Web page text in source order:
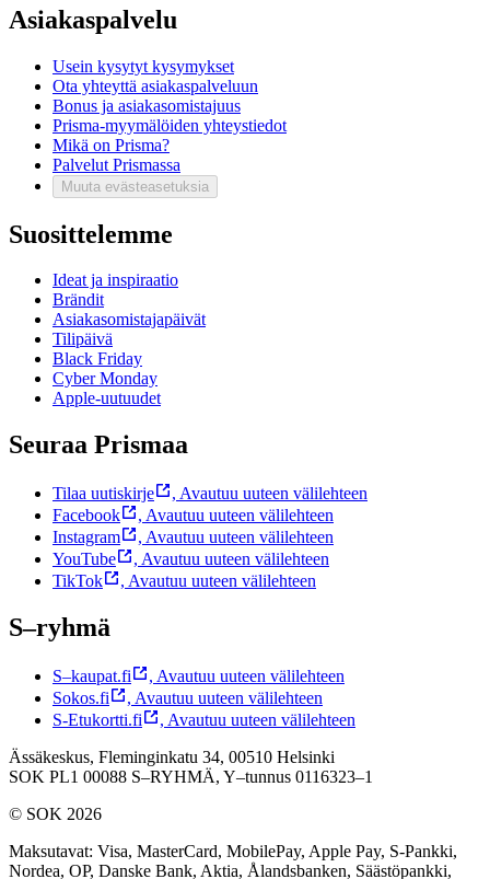
Asiakaspalvelu
Usein kysytyt kysymykset
Ota yhteyttä asiakaspalveluun
Bonus ja asiakasomistajuus
Prisma-myymälöiden yhteystiedot
Mikä on Prisma?
Palvelut Prismassa
Muuta evästeasetuksia
Suosittelemme
Ideat ja inspiraatio
Brändit
Asiakasomistajapäivät
Tilipäivä
Black Friday
Cyber Monday
Apple-uutuudet
Seuraa Prismaa
Tilaa uutiskirje , Avautuu uuteen välilehteen
Facebook
, Avautuu uuteen välilehteen
Instagram
, Avautuu uuteen välilehteen
YouTube
, Avautuu uuteen välilehteen
TikTok
, Avautuu uuteen välilehteen
S–ryhmä
S–kaupat.fi , Avautuu uuteen välilehteen
Sokos.fi
, Avautuu uuteen välilehteen
S-Etukortti.fi
, Avautuu uuteen välilehteen
Ässäkeskus, Fleminginkatu 34, 00510 Helsinki
SOK PL1 00088 S–RYHMÄ, Y–tunnus 0116323–1
© SOK 2026
Maksutavat: Visa, MasterCard, MobilePay, Apple Pay, S-Pankki,
Nordea, OP, Danske Bank, Aktia, Ålandsbanken, Säästöpankki,